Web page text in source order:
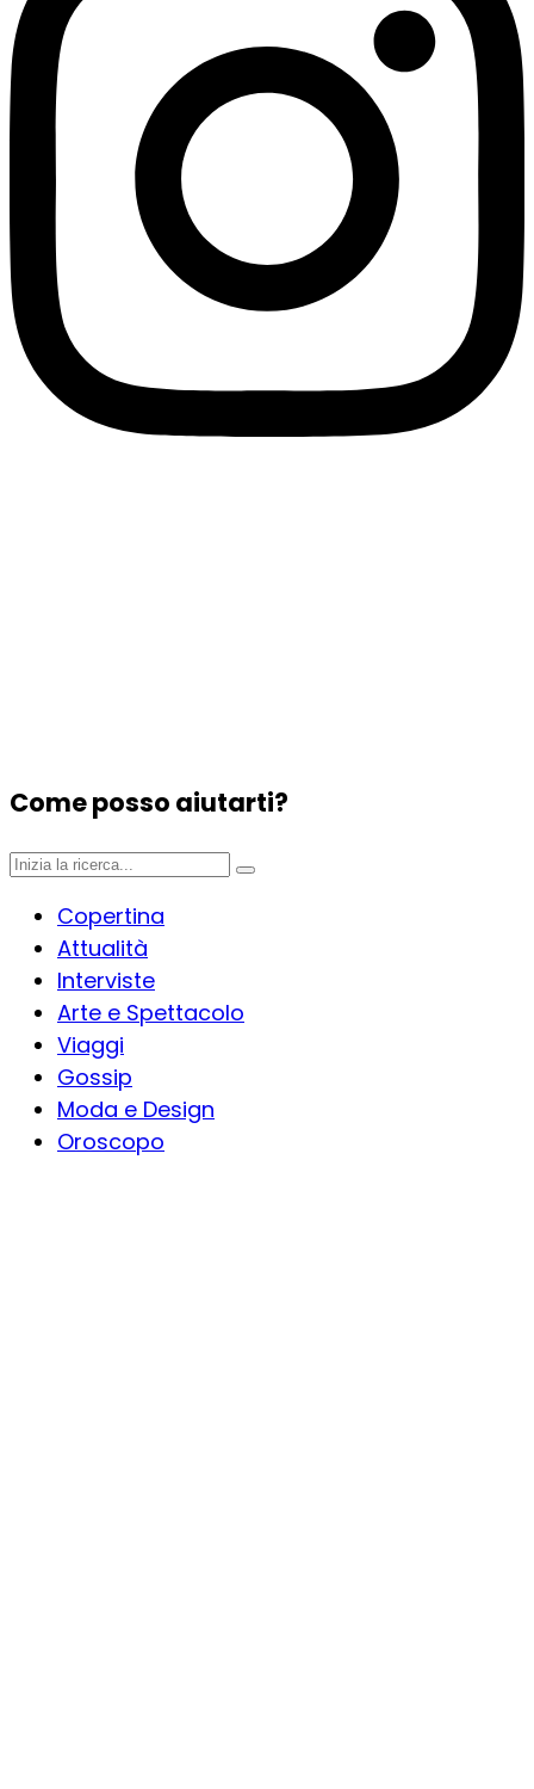
Come posso aiutarti?
Copertina
Attualità
Interviste
Arte e Spettacolo
Viaggi
Gossip
Moda e Design
Oroscopo